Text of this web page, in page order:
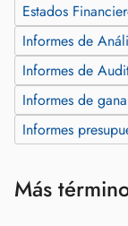
Estados
Informes de
Informes de
Informes de
Informes
Más